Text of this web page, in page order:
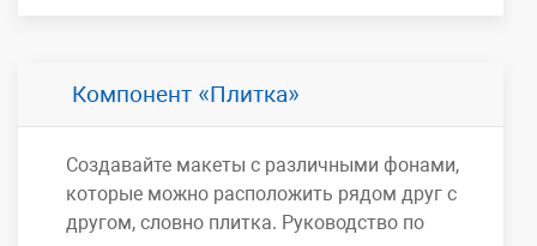
Компонент Плитка
Создавайте макеты с различными фонами,
которые можно расположить рядом друг с
другом, словно плитка. Руководство по